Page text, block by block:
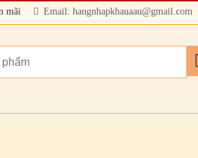
mãi Email: hangnhapkhauaau@gmail.com